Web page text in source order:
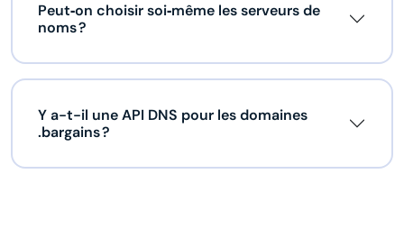
Peut‑on choisir soi‑même les serveurs de
noms ?
Y a-t-il une API DNS pour les domaines
.bargains ?